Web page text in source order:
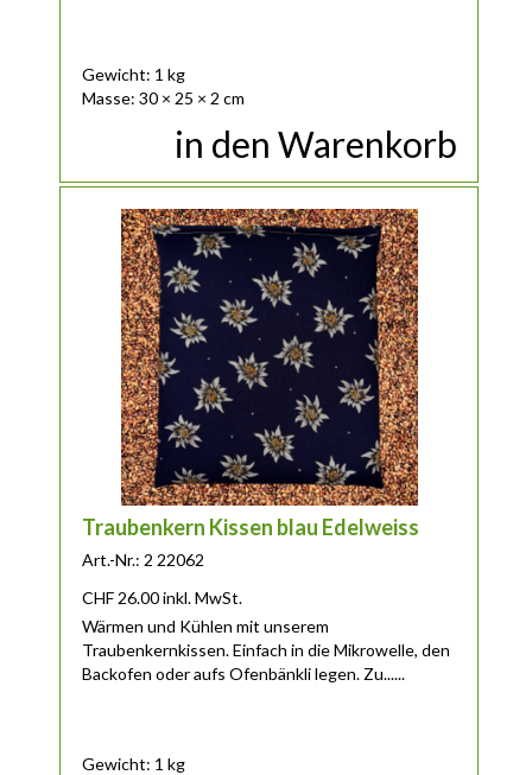
Gewicht: 1 kg
Masse: 30 × 25 × 2 cm
in den Warenkorb
Traubenkern Kissen blau Edelweiss
Art.-Nr.: 2 22062
CHF26.00inkl. MwSt.
Wärmen und Kühlen mit unserem
Traubenkernkissen. Einfach in die Mikrowelle, den
Backofen oder aufs Ofenbänkli legen. Zu......
Gewicht: 1 kg